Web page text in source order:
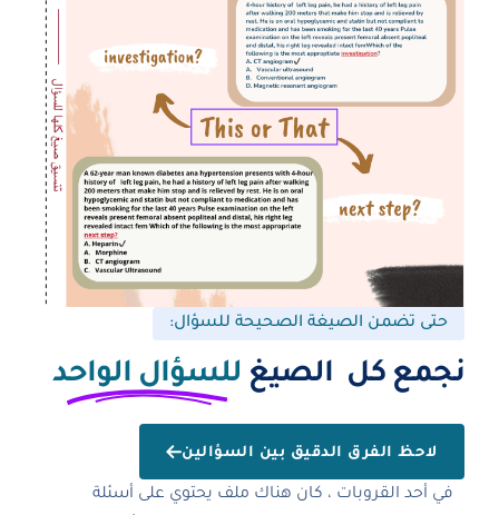
حتى تضمن الصيغة الصحيحة للسؤال:
نجمع كل الصيغ للسؤال الواحد
لاحظ الفرق الدقيق بين السؤالين
في أحد القروبات ، كان هناك ملف يحتوي على أسئلة